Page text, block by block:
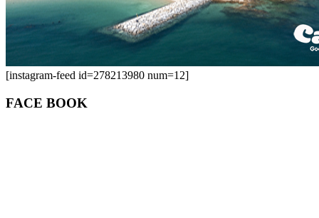
[instagram-feed id=278213980 num=12]
FACE BOOK